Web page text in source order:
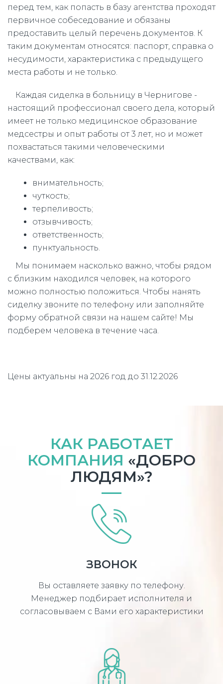
перед тем, как попасть в базу агентства проходят
первичное собеседование и обязаны
предоставить целый перечень документов. К
таким документам относятся: паспорт, справка о
несудимости, характеристика с предыдущего
места работы и не только.
Каждая сиделка в больницу в Чернигове -
настоящий профессионал своего дела, который
имеет не только медицинское образование
медсестры и опыт работы от 3 лет, но и может
похвастаться такими человеческими
качествами, как:
внимательность;
чуткость;
терпеливость;
отзывчивость;
ответственность;
пунктуальность.
Мы понимаем насколько важно, чтобы рядом
с близким находился человек, на которого
можно полностью положиться. Чтобы нанять
сиделку звоните по телефону или заполняйте
форму обратной связи на нашем сайте! Мы
подберем человека в течение часа.
Цены актуальны на 2026 год до 31.12.2026
КАК РАБОТАЕТ
КОМПАНИЯ «ДОБРО
ЛЮДЯМ»?
ЗВОНОК
Вы оставляете заявку по телефону.
Менеджер подбирает исполнителя и
согласовываем с Вами его характеристики